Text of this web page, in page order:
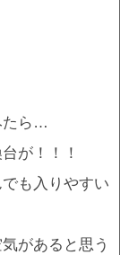
たら…
が！！！
も入りやすい
があると思う